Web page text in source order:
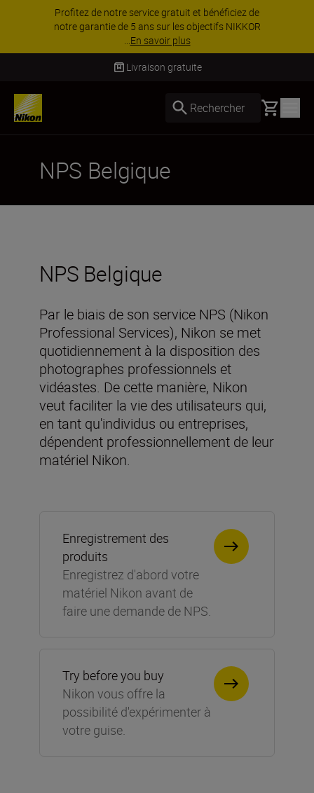
Profitez de notre service gratuit et bénéficiez de
notre garantie de 5 ans sur les objectifs NIKKOR
En savoir plus
Livraison gratuite
Rechercher Basket
NPS Belgique
Enregistrement des
produits
Enregistrez d'abord votre
matériel Nikon avant de
faire une demande de NPS.
Try before you buy
Nikon vous offre la
possibilité d'expérimenter à
votre guise.
NPS Belgique
Par le biais de son service NPS (Nikon
Professional Services), Nikon se met
quotidiennement à la disposition des
photographes professionnels et
vidéastes. De cette manière, Nikon
veut faciliter la vie des utilisateurs qui,
en tant qu'individus ou entreprises,
dépendent professionnellement de leur
matériel Nikon.